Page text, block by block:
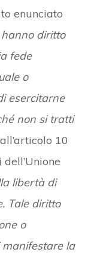
enunciato
diritto
fede
o
esercitarne
non si tratti
10
libertà di
Tale diritto
o
manifestare la